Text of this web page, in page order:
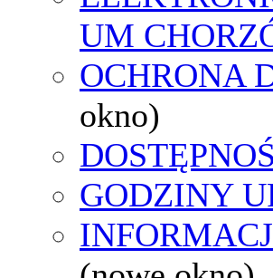
UM
OCHRONA
okno)
GODZINY